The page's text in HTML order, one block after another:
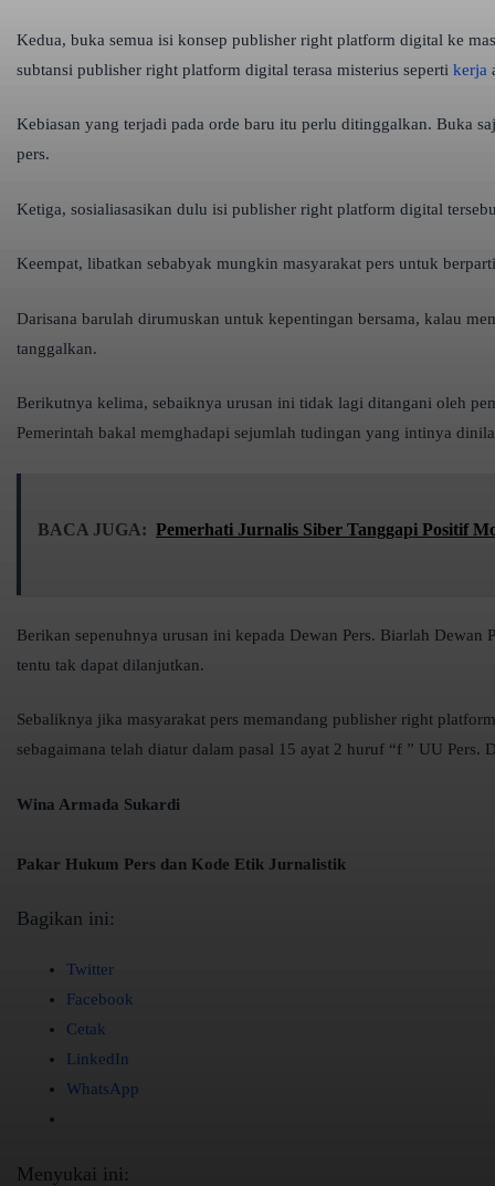
Kedua, buka semua isi konsep publisher right platform digital ke
subtansi publisher right platform digital terasa misterius seperti kerja
Kebiasan yang terjadi pada orde baru itu perlu ditinggalkan. Buka
pers.
Ketiga, sosialiasasikan dulu isi publisher right platform digital
Keempat, libatkan sebabyak mungkin masyarakat pers untuk
Darisana barulah dirumuskan untuk kepentingan bersama, kalau
tanggalkan.
Berikutnya kelima, sebaiknya urusan ini tidak lagi ditangani oleh
Pemerintah bakal memghadapi sejumlah tudingan yang intinya
BACA JUGA: Pemerhati Jurnalis Siber Tanggapi Positif
Berikan sepenuhnya urusan ini kepada Dewan Pers. Biarlah
tentu tak dapat dilanjutkan.
Sebaliknya jika masyarakat pers memandang publisher right
sebagaimana telah diatur dalam pasal 15 ayat 2 huruf “f ” UU Pers.
Wina Armada Sukardi
Pakar Hukum Pers dan Kode Etik Jurnalistik
Bagikan ini:
Twitter
Facebook
Cetak
LinkedIn
WhatsApp
Menyukai ini: